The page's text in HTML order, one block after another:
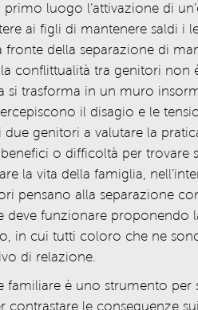
primo luogo l’attivazionedi un’
ai figli di mantenere saldi i
fronte della separazione di
conflittualità tra genitori
si trasforma in un muro
il disagio e le
i due genitori a valutare la
o difficoltà per trovare
la vita della famiglia,
pensano alla separazione
deve funzionare proponendo
in cui tutti coloro che ne
di relazione.
familiare èuno strumento per
contrastare le conseguenze